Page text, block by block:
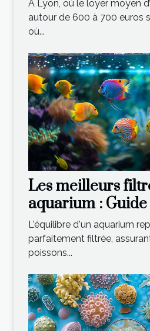
À Lyon, où le loyer moyen
autour de 600 à 700 euros
où...
Les meilleurs
aquarium :
conseils
L'équilibre d'un aquarium
parfaitement filtrée,
poissons...